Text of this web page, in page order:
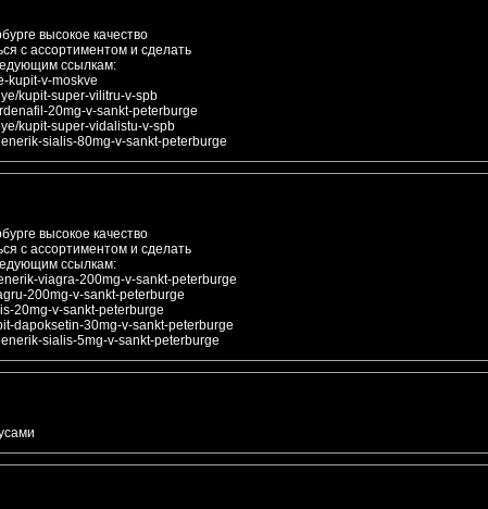
высокое качество
с ассортиментом и сделать
ссылкам:
kupit-v-moskve
kupit-super-vilitru-v-spb
20mg-v-sankt-peterburge
kupit-super-vidalistu-v-spb
sialis-80mg-v-sankt-peterburge
высокое качество
с ассортиментом и сделать
ссылкам:
viagra-200mg-v-sankt-peterburge
200mg-v-sankt-peterburge
20mg-v-sankt-peterburge
dapoksetin-30mg-v-sankt-peterburge
sialis-5mg-v-sankt-peterburge